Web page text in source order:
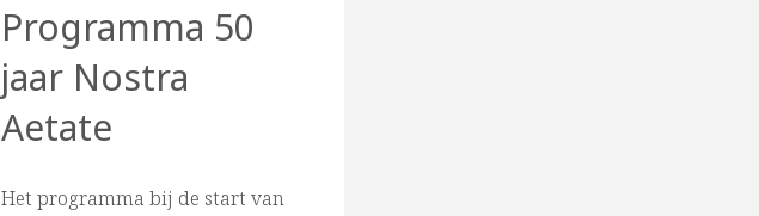
Programma 50
jaar Nostra
Aetate
Het programma bij de start van